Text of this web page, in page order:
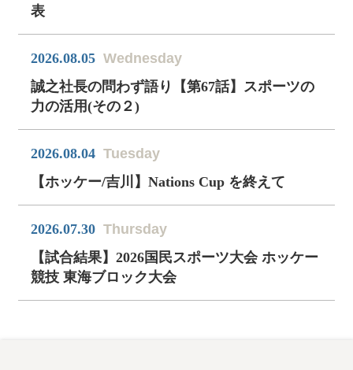
表
2026.08.05 Wednesday
誠之社長の問わず語り【第67話】スポーツの
力の活用(その２)
2026.08.04 Tuesday
【ホッケー/吉川】Nations Cup を終えて
2026.07.30 Thursday
【試合結果】2026国民スポーツ大会 ホッケー
競技 東海ブロック大会